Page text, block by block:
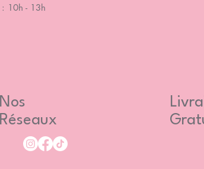
: 10h - 13h
Nos
Réseaux